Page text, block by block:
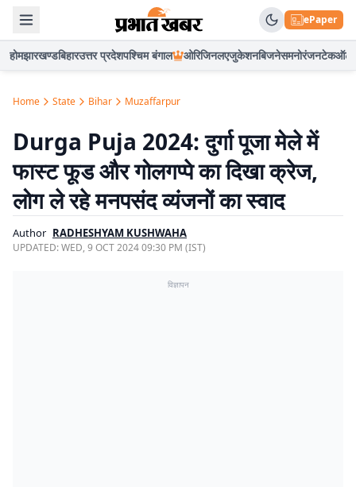
ePaper
होमझारखण्डबिहारउत्तर प्रदेशपश्चिम बंगाल ओरिजिनलएजुकेशनबिजनेसमनोरंजनटेकऑटो
Home State Bihar Muzaffarpur
Durga Puja 2024: दुर्गा पूजा मेले में
फास्ट फूड और गोलगप्पे का दिखा क्रेज,
लोग ले रहे मनपसंद व्यंजनों का स्वाद
Author RADHESHYAM KUSHWAHA
UPDATED:WED, 9 OCT 2024 09:30 PM (IST)
विज्ञापन